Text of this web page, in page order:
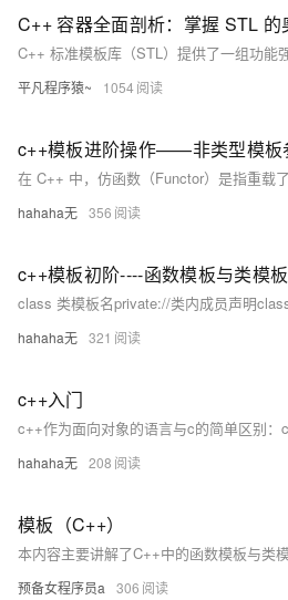
平凡程序猿~ 1054
hahaha无 356
c++模板初阶----函数模板与类模板
hahaha无 321
c++入门
hahaha无 208
模板（C++）
预备女程序员a 306